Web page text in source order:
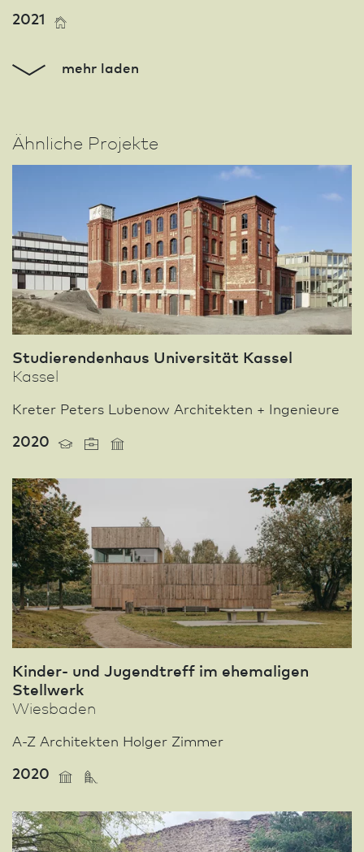
2021
mehr laden
Ähnliche Projekte
Studierendenhaus Univer­sität Kassel
Kassel
Kreter Peters Lubenow Architekten + Ingenieure
2020
Kinder- und Jugendtreff im ehemaligen
Stellwerk
Wies­ba­den
A-Z Architekten Holger Zimmer
2020